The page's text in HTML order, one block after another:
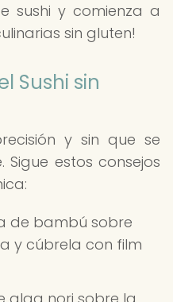
sushi y comienza a
sin gluten!
Sushi sin
y sin que se
estos consejos
de bambú sobre
y cúbrela con film